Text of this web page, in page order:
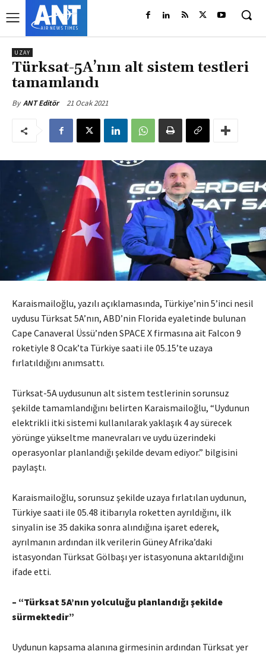
UZAY
Türksat-5A’nın alt sistem testleri
tamamlandı
By ANT Editör 21 Ocak 2021
Karaismailoğlu, yazılı açıklamasında, Türkiye’nin 5’inci nesil
uydusu Türksat 5A’nın, ABD’nin Florida eyaletinde bulunan
Cape Canaveral Üssü’nden SPACE X firmasına ait Falcon 9
roketiyle 8 Ocak’ta Türkiye saati ile 05.15’te uzaya
fırlatıldığını anımsattı.
Türksat-5A uydusunun alt sistem testlerinin sorunsuz
şekilde tamamlandığını belirten Karaismailoğlu, “Uydunun
elektrikli itki sistemi kullanılarak yaklaşık 4 ay sürecek
yörünge yükseltme manevraları ve uydu üzerindeki
operasyonlar planlandığı şekilde devam ediyor.” bilgisini
paylaştı.
Karaismailoğlu, sorunsuz şekilde uzaya fırlatılan uydunun,
Türkiye saati ile 05.48 itibarıyla roketten ayrıldığını, ilk
sinyalin ise 35 dakika sonra alındığına işaret ederek,
ayrılmanın ardından ilk verilerin Güney Afrika’daki
istasyondan Türksat Gölbaşı yer istasyonuna aktarıldığını
ifade etti.
– “Türksat 5A’nın yolculuğu planlandığı şekilde
sürmektedir”
Uydunun kapsama alanına girmesinin ardından Türksat yer